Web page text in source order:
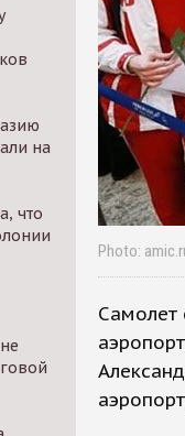
на
что
Photo:
Самолет